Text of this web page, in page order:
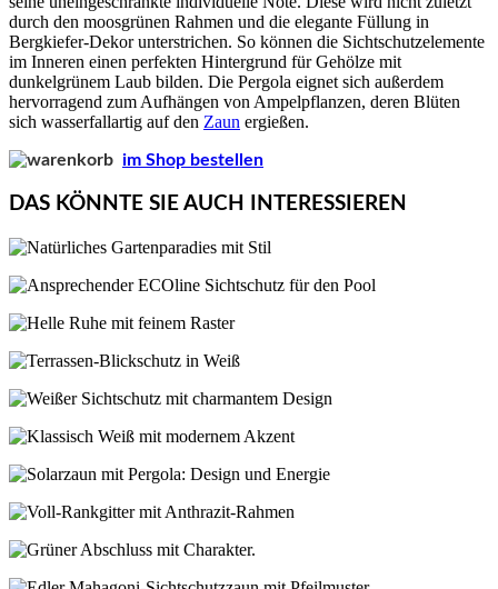
durch den moosgrünen Rahmen und die elegante Füllung in
Bergkiefer-Dekor unterstrichen. So können die Sichtschutzelemente
im Inneren einen perfekten Hintergrund für Gehölze mit
dunkelgrünem Laub bilden. Die Pergola eignet sich außerdem
hervorragend zum Aufhängen von Ampelpflanzen, deren Blüten
sich wasserfallartig auf den Zaun ergießen.
im Shop bestellen
DAS KÖNNTE SIE AUCH INTERESSIEREN